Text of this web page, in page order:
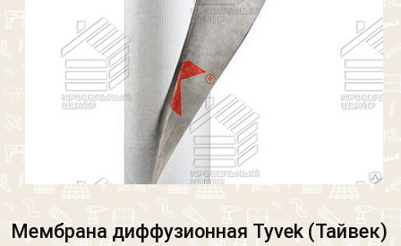
Мембрана диффузионная Tyvek (Тайвек)